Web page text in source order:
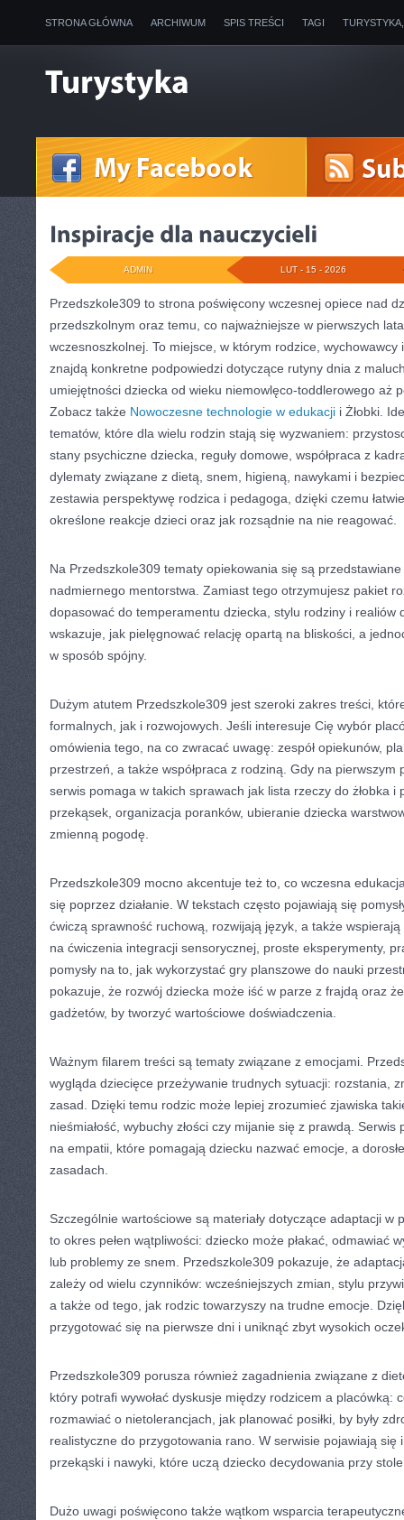
STRONA GŁÓWNA ARCHIWUM SPIS TREŚCI TAGI
LUT - 15 - 2026
ADMIN
Przedszkole309 to strona poświęcony wczesnej opiece nad
przedszkolnym oraz temu, co najważniejsze w pierwszych
wczesnoszkolnej. To miejsce, w którym rodzice, wychowawcy
znajdą konkretne podpowiedzi dotyczące rutyny dnia z
umiejętności dziecka od wieku niemowlęco-toddlerowego aż
Zobacz także Nowoczesne technologie w edukacji i Żłobki.
tematów, które dla wielu rodzin stają się wyzwaniem:
stany psychiczne dziecka, reguły domowe, współpraca z
dylematy związane z dietą, snem, higieną, nawykami i
zestawia perspektywę rodzica i pedagoga, dzięki czemu
określone reakcje dzieci oraz jak rozsądnie na nie reagować.
Na Przedszkole309 tematy opiekowania się są przedstawiane
nadmiernego mentorstwa. Zamiast tego otrzymujesz pakiet
dopasować do temperamentu dziecka, stylu rodziny i realiów
wskazuje, jak pielęgnować relację opartą na bliskości, a
w sposób spójny.
Dużym atutem Przedszkole309 jest szeroki zakres treści,
formalnych, jak i rozwojowych. Jeśli interesuje Cię wybór
omówienia tego, na co zwracać uwagę: zespół opiekunów,
przestrzeń, a także współpraca z rodziną. Gdy na pierwszym
serwis pomaga w takich sprawach jak lista rzeczy do żłobka i
przekąsek, organizacja poranków, ubieranie dziecka
zmienną pogodę.
Przedszkole309 mocno akcentuje też to, co wczesna
się poprzez działanie. W tekstach często pojawiają się
ćwiczą sprawność ruchową, rozwijają język, a także
na ćwiczenia integracji sensorycznej, proste eksperymenty,
pomysły na to, jak wykorzystać gry planszowe do nauki
pokazuje, że rozwój dziecka może iść w parze z frajdą oraz
gadżetów, by tworzyć wartościowe doświadczenia.
Ważnym filarem treści są tematy związane z emocjami.
wygląda dziecięce przeżywanie trudnych sytuacji: rozstania,
zasad. Dzięki temu rodzic może lepiej zrozumieć zjawiska
nieśmiałość, wybuchy złości czy mijanie się z prawdą.
na empatii, które pomagają dziecku nazwać emocje, a
zasadach.
Szczególnie wartościowe są materiały dotyczące adaptacji w
to okres pełen wątpliwości: dziecko może płakać, odmawiać
lub problemy ze snem. Przedszkole309 pokazuje, że
zależy od wielu czynników: wcześniejszych zmian, stylu
a także od tego, jak rodzic towarzyszy na trudne emocje.
przygotować się na pierwsze dni i uniknąć zbyt wysokich
Przedszkole309 porusza również zagadnienia związane z
który potrafi wywołać dyskusje między rodzicem a placówką:
rozmawiać o nietolerancjach, jak planować posiłki, by były
realistyczne do przygotowania rano. W serwisie pojawiają się
przekąski i nawyki, które uczą dziecko decydowania przy
Dużo uwagi poświęcono także wątkom wsparcia